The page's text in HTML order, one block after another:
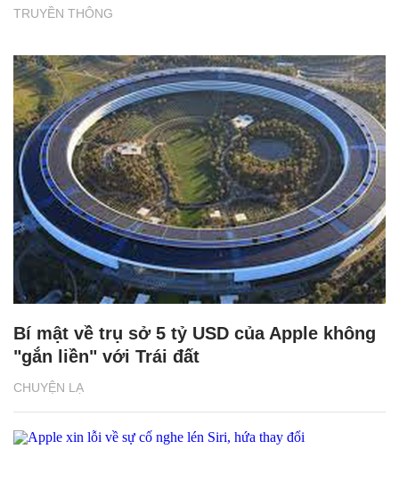
TRUYỀN THÔNG
CHUYỆN LẠ
Bí mật về trụ sở 5 tỷ USD của Apple không
"gắn liền" với Trái đất